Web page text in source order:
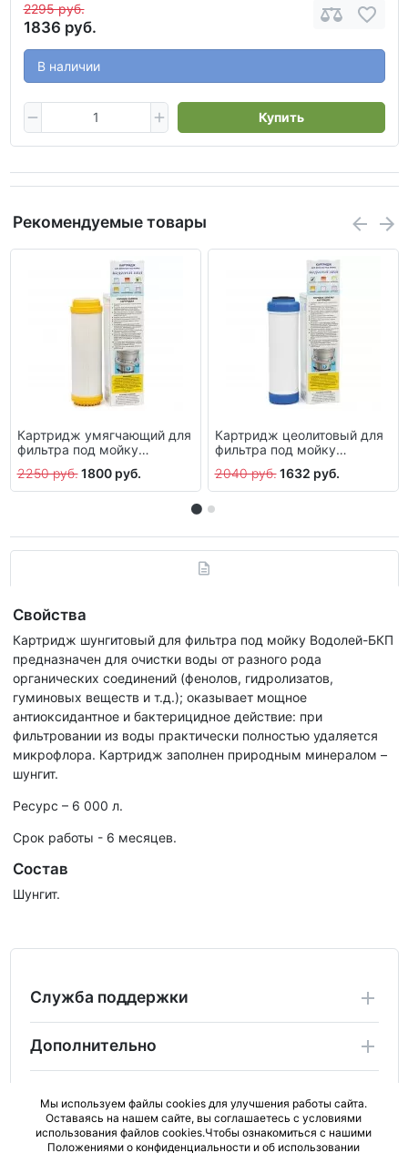
2295 руб.
1836 руб.
В наличии
Купить
Рекомендуемые товары
Картридж умягчающий для
фильтра под мойку
2250 руб. 1800 руб.
Картридж цеолитовый для
фильтра под мойку
2040 руб. 1632 руб.
Свойства
Картридж шунгитовый для фильтра под мойку Водолей-БКП
предназначен для очистки воды от разного рода
органических соединений (фенолов, гидролизатов,
гуминовых веществ и т.д.); оказывает мощное
антиоксидантное и бактерицидное действие: при
фильтровании из воды практически полностью удаляется
микрофлора. Картридж заполнен природным минералом –
шунгит.
Ресурс – 6 000 л.
Срок работы - 6 месяцев.
Состав
Шунгит.
Служба поддержки
Дополнительно
2024 Copyright ActiveBad.ru. Не является публичной
Мы используем файлы cookies для улучшения работы сайта.
Оставаясь на нашем сайте, вы соглашаетесь с условиями
использования файлов cookies.Чтобы ознакомиться с нашими
Положениями о конфиденциальности и об использовании